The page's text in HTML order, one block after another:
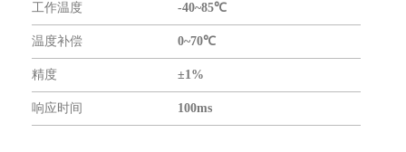
合作伙伴
联系我们
工作温度 -40~85℃
温度补偿 0~70℃
精度 ±1%
响应时间 100ms